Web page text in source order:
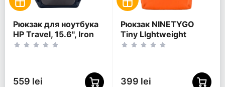
Рюкзак для ноутбука
HP Travel, 15.6", Iron
Grey
559 lei
Рюкзак NINETYGO
Tiny LIghtweight
Casual, 15.6",
399 lei